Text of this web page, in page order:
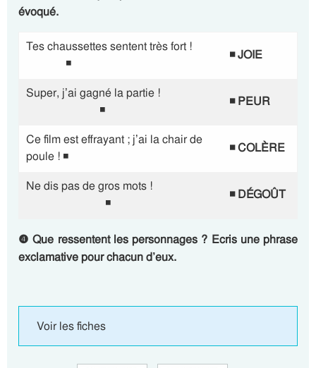
évoqué.
Tes chaussettes sentent très fort !
◾
◾JOIE
Super, j’ai gagné la partie !
◾
◾PEUR
Ce film est effrayant ; j’ai la chair de
poule ! ◾
◾COLÈRE
Ne dis pas de gros mots !
◾
◾DÉGOÛT
❹ Que ressentent les personnages ? Ecris une phrase
exclamative pour chacun d’eux.
Voir les fiches